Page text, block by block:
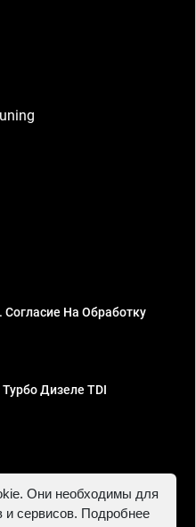
На Обработку
Дизеле TDI
ИНН 781302555843,
Они необходимы для
и сервисов. Подробнее